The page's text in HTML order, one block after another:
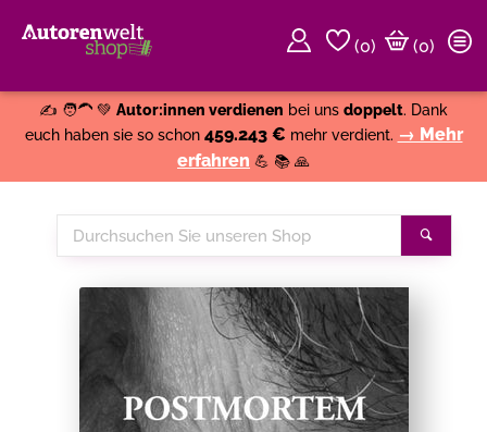
(0)
(0)
✍️ 🧑‍🦱 💚 Autor:innen verdienen bei uns doppelt. Dank
euch haben sie so schon 459.243 € mehr verdient. → Mehr
erfahren 💪 📚 🙏
Durchsuchen
Sie